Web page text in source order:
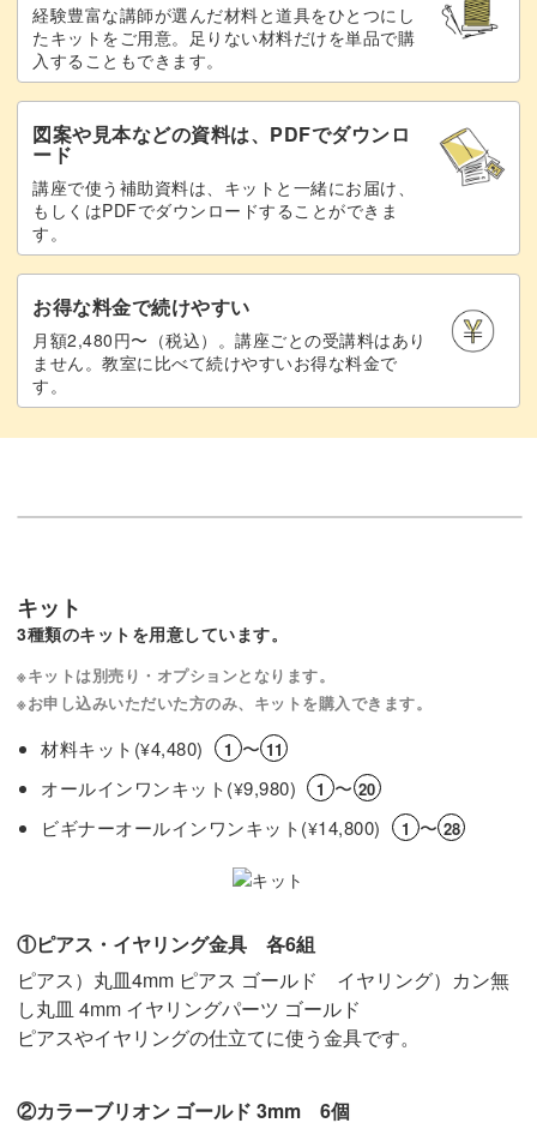
経験豊富な講師が選んだ材料と道具をひとつにし
たキットをご用意。足りない材料だけを単品で購
入することもできます。
図案や見本などの資料は、PDFでダウンロ
ード
講座で使う補助資料は、キットと一緒にお届け、
もしくはPDFでダウンロードすることができま
す。
お得な料金で続けやすい
月額2,480円〜（税込）。講座ごとの受講料はあり
ません。教室に比べて続けやすいお得な料金で
す。
キット
3種類のキットを用意しています。
※キットは別売り・オプションとなります。
※お申し込みいただいた方のみ、キットを購入できます。
材料キット(¥4,480) 1 〜 11
オールインワンキット(¥9,980) 1 〜 20
ビギナーオールインワンキット(¥14,800) 1 〜 28
①ピアス・イヤリング金具 各6組
ピアス）丸皿4mm ピアス ゴールド イヤリング）カン無
し丸皿 4mm イヤリングパーツ ゴールド
ピアスやイヤリングの仕立てに使う金具です。
②カラーブリオン ゴールド 3mm 6個